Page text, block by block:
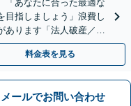
「あなたに合った最適な
目指しましょう」浪費し
あります「法人破産／コ
」
料金表を見る
メールでお問い合わせ